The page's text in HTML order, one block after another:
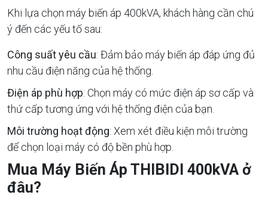
Khi lựa chọn máy biến áp 400kVA, khách hàng cần chú
ý đến các yếu tố sau:
Công suất yêu cầu: Đảm bảo máy biến áp đáp ứng đủ
nhu cầu điện năng của hệ thống.
Điện áp phù hợp: Chọn máy có mức điện áp sơ cấp và
thứ cấp tương ứng với hệ thống điện của bạn.
Môi trường hoạt động: Xem xét điều kiện môi trường
để chọn loại máy có độ bền phù hợp.
Mua Máy Biến Áp THIBIDI 400kVA ở
đâu?